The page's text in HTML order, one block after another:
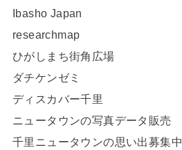
Ibasho Japan
researchmap
ひがしまち街角広場
ダチケンゼミ
ディスカバー千里
ニュータウンの写真データ販売
千里ニュータウンの思い出募集中